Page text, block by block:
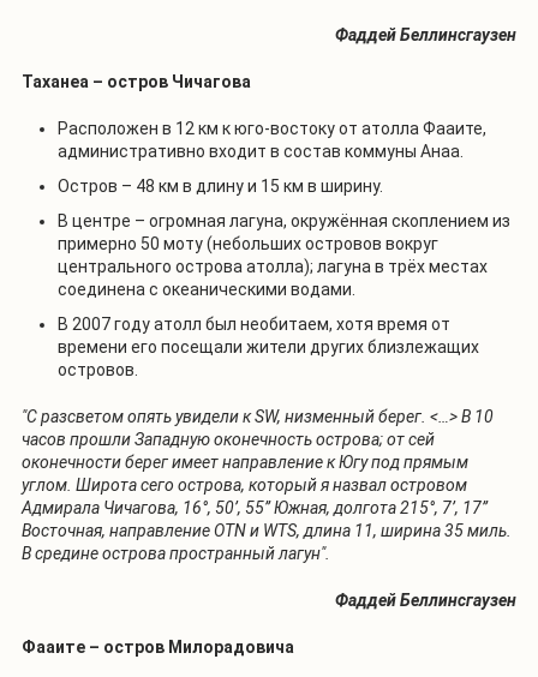
Фаддей Беллинсгаузен
Таханеа – остров Чичагова
Расположен в 12 км к юго-востоку от атолла Фааите,
административно входит в состав коммуны Анаа.
Остров – 48 км в длину и 15 км в ширину.
В центре – огромная лагуна, окружённая скоплением из
примерно 50 моту (небольших островов вокруг
центрального острова атолла); лагуна в трёх местах
соединена с океаническими водами.
В 2007 году атолл был необитаем, хотя время от
времени его посещали жители других близлежащих
островов.
"С разсветом опять увидели к SW, низменный берег. <…> В 10
часов прошли Западную оконечность острова; от сей
оконечности берег имеет направление к Югу под прямым
углом. Широта сего острова, который я назвал островом
Адмирала Чичагова, 16°, 50’, 55” Южная, долгота 215°, 7’, 17”
Восточная, направление OTN и WTS, длина 11, ширина 35 миль.
В средине острова пространный лагун".
Фаддей Беллинсгаузен
Фааите – остров Милорадовича